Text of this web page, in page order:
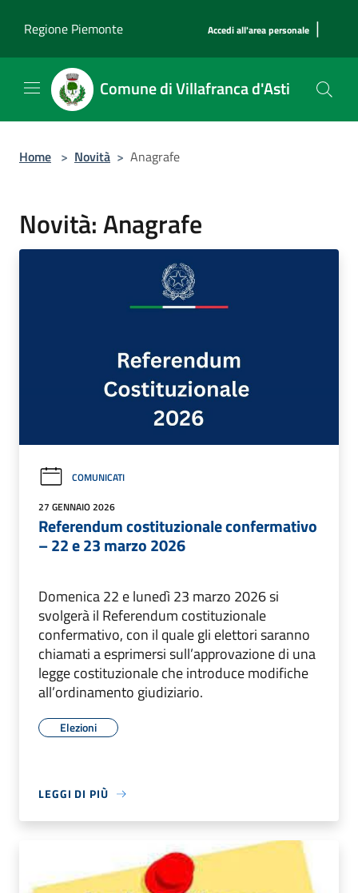
Regione Piemonte
Accedi all'area personale |
Comune di Villafranca d'Asti
Home > Novità > Anagrafe
Novità: Anagrafe
COMUNICATI
27 GENNAIO 2026
Referendum costituzionale confermativo
– 22 e 23 marzo 2026
Domenica 22 e lunedì 23 marzo 2026 si
svolgerà il Referendum costituzionale
confermativo, con il quale gli elettori saranno
chiamati a esprimersi sull’approvazione di una
legge costituzionale che introduce modifiche
all’ordinamento giudiziario.
Elezioni
LEGGI DI PIÙ